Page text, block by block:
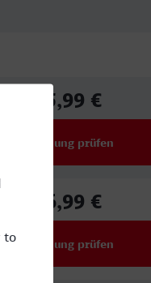
55,99 €
Verbindung prüfen
46,99 €
Verbindung prüfen